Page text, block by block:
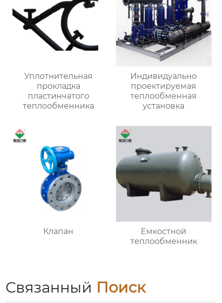
Уплотнительная
прокладка
пластинчатого
теплообменника
Индивидуально
проектируемая
теплообменная
установка
Клапан
Емкостной
теплообменник
Связанный Поиск